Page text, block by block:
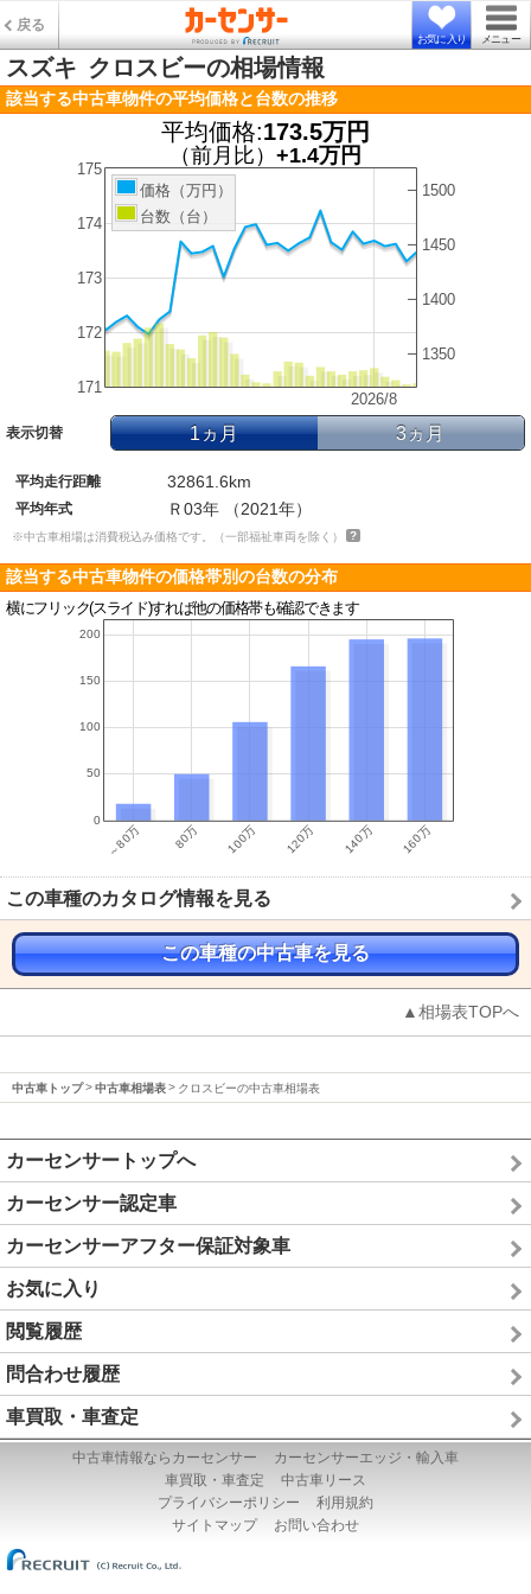
戻る
お気に入り メニュー
スズキ クロスビーの相場情報
該当する中古車物件の平均価格と台数の推移
平均価格:173.5万円
（前月比） +1.4万円
2026/8
171
172
173
174
175
1350
1400
1450
1500
価格（万円）
台数（台）
表示切替 1ヵ月 3ヵ月
平均走行距離 32861.6km
平均年式 Ｒ03年 （2021年）
※中古車相場は消費税込み価格です。（一部福祉車両を除く）
該当する中古車物件の価格帯別の台数の分布
横にフリック(スライド)すれば他の価格帯も確認できます
この車種のカタログ情報を見る
この車種の中古車を見る
▲相場表TOPへ
中古車トップ 中古車相場表 クロスビーの中古車相場表
カーセンサートップへ
カーセンサー認定車
カーセンサーアフター保証対象車
お気に入り
閲覧履歴
問合わせ履歴
車買取・車査定
中古車情報ならカーセンサー
カーセンサーエッジ・輸入車
車買取・車査定
中古車リース
プライバシーポリシー
利用規約
サイトマップ
お問い合わせ